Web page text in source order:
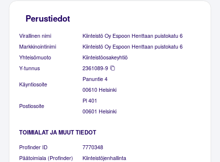
Perustiedot
Virallinen nimi
Kiinteistö Oy Espoon Henttaan puistokatu 6
Markkinointinimi
Kiinteistö Oy Espoon Henttaan puistokatu 6
Yhteisömuoto
Kiinteistöosakeyhtiö
Y-tunnus
2361089-9
Käyntiosoite
Panuntie 4
00610 Helsinki
Postiosoite
Pl 401
00601 Helsinki
TOIMIALAT JA MUUT TIEDOT
Profinder ID
7770348
Päätoimiala (Profinder)
Kiinteistöjenhallinta